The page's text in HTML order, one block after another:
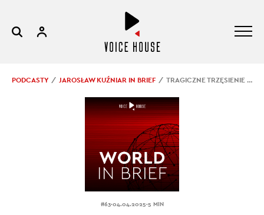
PODCASTY JAROSŁAW KUŹNIAR IN BRIEF TRAGICZNE TRZĘSIENIE ZIEMI W MJANMIE
#63.04.04.2025.5 MIN